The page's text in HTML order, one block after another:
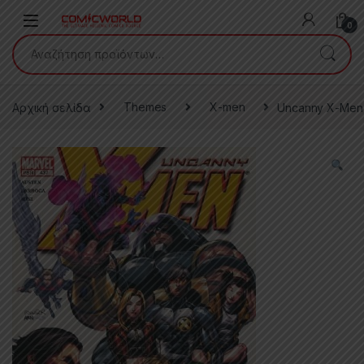
0
Αναζήτηση για:
Αρχική σελίδα Themes X-men Uncanny X-